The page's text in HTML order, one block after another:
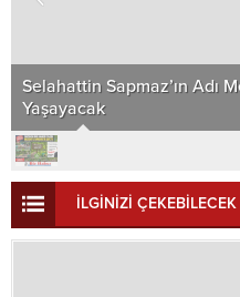
Selahattin Sapmaz’ın Adı
Yaşayacak
İLGİNİZİ